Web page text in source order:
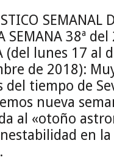
SEMANAL
SEMANA 38ª
(del lunes 17 al
de 2018):
del tiempo de
nueva
al «otoño
en